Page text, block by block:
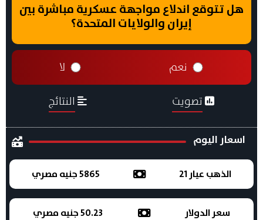
هل تتوقع اندلاع مواجهة عسكرية مباشرة بين
إيران والولايات المتحدة؟
نعم لا
تصويت النتائج
اسعار اليوم
الذهب عيار 21 5865 جنيه مصري
سعر الدولار 50.23 جنيه مصري